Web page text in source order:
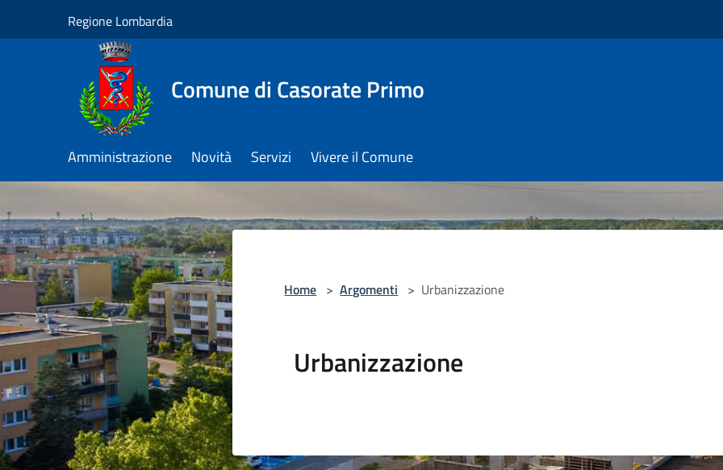
Regione Lombardia
Comune di Casorate Primo
Amministrazione Novità Servizi Vivere il Comune
Home > Argomenti > Urbanizzazione
Urbanizzazione